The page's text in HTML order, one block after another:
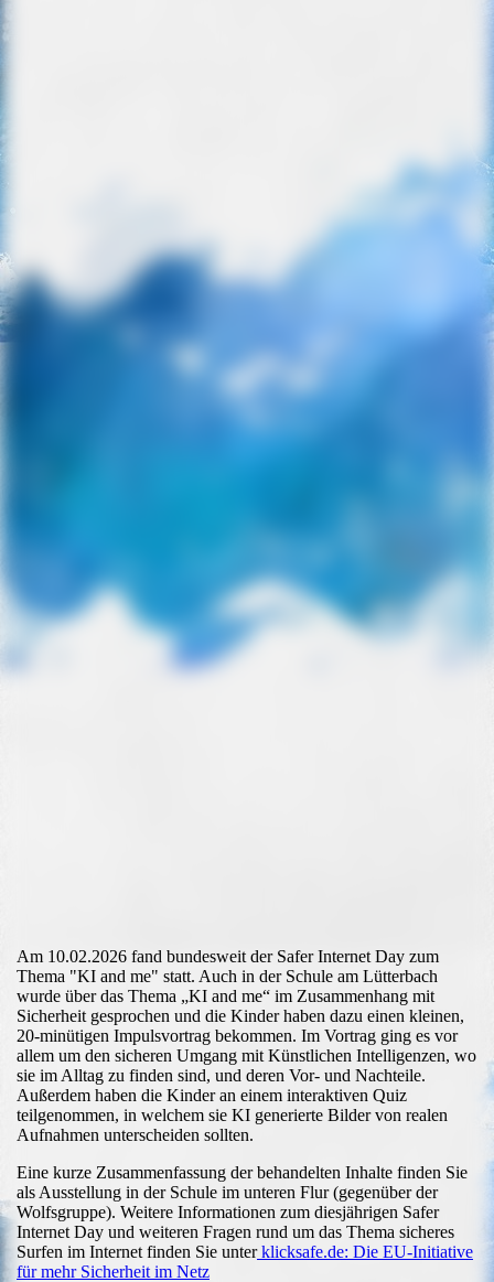
Am 10.02.2026 fand bundesweit der Safer Internet Day zum
Thema "KI and me" statt. Auch in der Schule am Lütterbach
wurde über das Thema „KI and me“ im Zusammenhang mit
Sicherheit gesprochen und die Kinder haben dazu einen kleinen,
20-minütigen Impulsvortrag bekommen. Im Vortrag ging es vor
allem um den sicheren Umgang mit Künstlichen Intelligenzen, wo
sie im Alltag zu finden sind, und deren Vor- und Nachteile.
Außerdem haben die Kinder an einem interaktiven Quiz
teilgenommen, in welchem sie KI generierte Bilder von realen
Aufnahmen unterscheiden sollten.
Eine kurze Zusammenfassung der behandelten Inhalte finden Sie
als Ausstellung in der Schule im unteren Flur (gegenüber der
Wolfsgruppe). Weitere Informationen zum diesjährigen Safer
Internet Day und weiteren Fragen rund um das Thema sicheres
Surfen im Internet finden Sie unterklicksafe.de: Die EU-Initiative
für mehr Sicherheit im Netz